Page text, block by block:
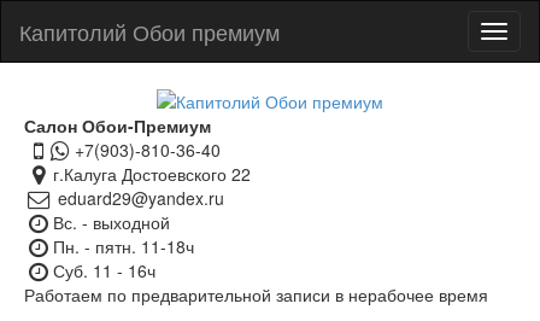
Капитолий Обои премиум
Салон Обои-Премиум
+7(903)-810-36-40
г.Калуга Достоевского 22
eduard29@yandex.ru
Вс. - выходной
Пн. - пятн. 11-18ч
Суб. 11 - 16ч
Работаем по предварительной записи в нерабочее время